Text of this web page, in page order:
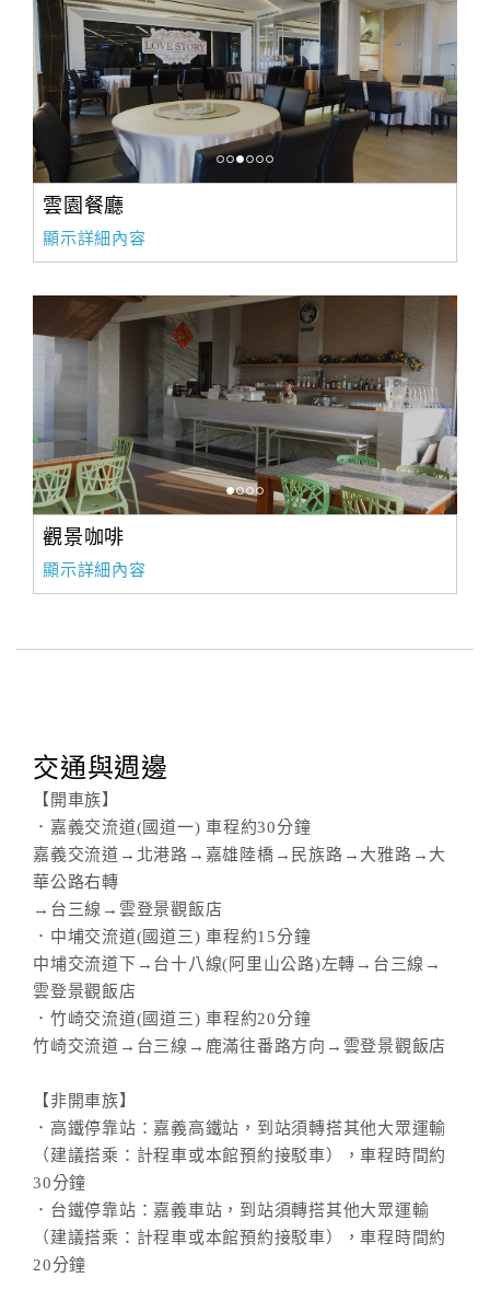
雲園餐廳
顯示詳細內容
觀景咖啡
顯示詳細內容
交通與週邊
【開車族】
．嘉義交流道(國道一) 車程約30分鐘
嘉義交流道→北港路→嘉雄陸橋→民族路→大雅路→大
華公路右轉
→台三線→雲登景觀飯店
．中埔交流道(國道三) 車程約15分鐘
中埔交流道下→台十八線(阿里山公路)左轉→台三線→
雲登景觀飯店
．竹崎交流道(國道三) 車程約20分鐘
竹崎交流道→台三線→鹿滿往番路方向→雲登景觀飯店
【非開車族】
．高鐵停靠站：嘉義高鐵站，到站須轉搭其他大眾運輸
（建議搭乘：計程車或本館預約接駁車），車程時間約
30分鐘
．台鐵停靠站：嘉義車站，到站須轉搭其他大眾運輸
（建議搭乘：計程車或本館預約接駁車），車程時間約
20分鐘